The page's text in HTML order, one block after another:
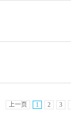
上一页 1 2 3